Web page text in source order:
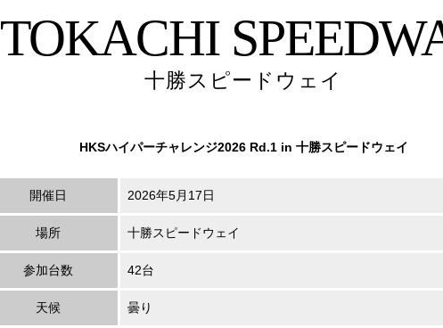
TOKACHI
十勝スピードウェイ
HKSハイパーチャレンジ2026 Rd.1 in 十勝スピードウェイ
開催日 2026年5月17日
場所 十勝スピードウェイ
参加台数 42台
天候 曇り